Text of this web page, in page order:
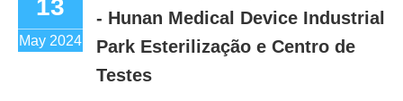
13
May 2024
- Hunan Medical Device Industrial
Park Esterilização e Centro de
Testes